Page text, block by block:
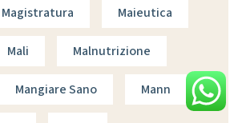
Magistratura Maieutica
Mali Malnutrizione
Mangiare Sano Mann